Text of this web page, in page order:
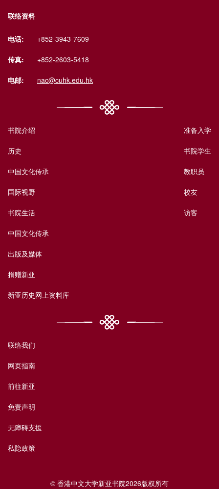
联络资料
电话: +852-3943-7609
传真: +852-2603-5418
电邮: nac@cuhk.edu.hk
书院介绍
历史
中国文化传承
国际视野
书院生活
中国文化传承
出版及媒体
捐赠新亚
新亚历史网上资料库
准备入学
书院学生
教职员
校友
访客
联络我们
网页指南
前往新亚
免责声明
无障碍支援
私隐政策
© 香港中文大学新亚书院2026版权所有